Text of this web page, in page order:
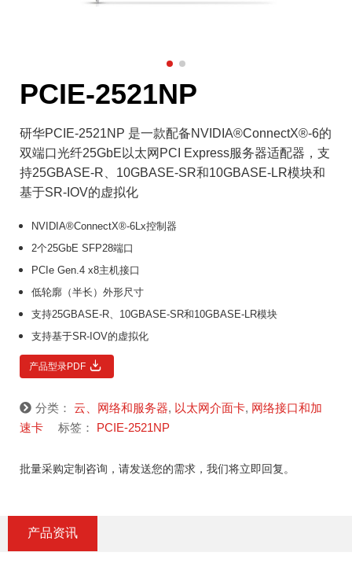
PCIE-2521NP
研华PCIE-2521NP 是一款配备NVIDIA®ConnectX®-6的
双端口光纤25GbE以太网PCI Express服务器适配器，支
持25GBASE-R、10GBASE-SR和10GBASE-LR模块和
基于SR-IOV的虚拟化
NVIDIA®ConnectX®-6Lx控制器
2个25GbE SFP28端口
PCIe Gen.4 x8主机接口
低轮廓（半长）外形尺寸
支持25GBASE-R、10GBASE-SR和10GBASE-LR模块
支持基于SR-IOV的虚拟化
产品型录PDF
分类： 云、网络和服务器, 以太网介面卡, 网络接口和加
速卡
标签： PCIE-2521NP
批量采购定制咨询，请发送您的需求，我们将立即回复。
产品资讯